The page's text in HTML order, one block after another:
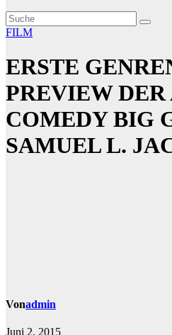
FILM
ERSTE
PREVIEW
COMEDY BIG
SAMUEL L.
Vonadmin
Juni 2, 2015